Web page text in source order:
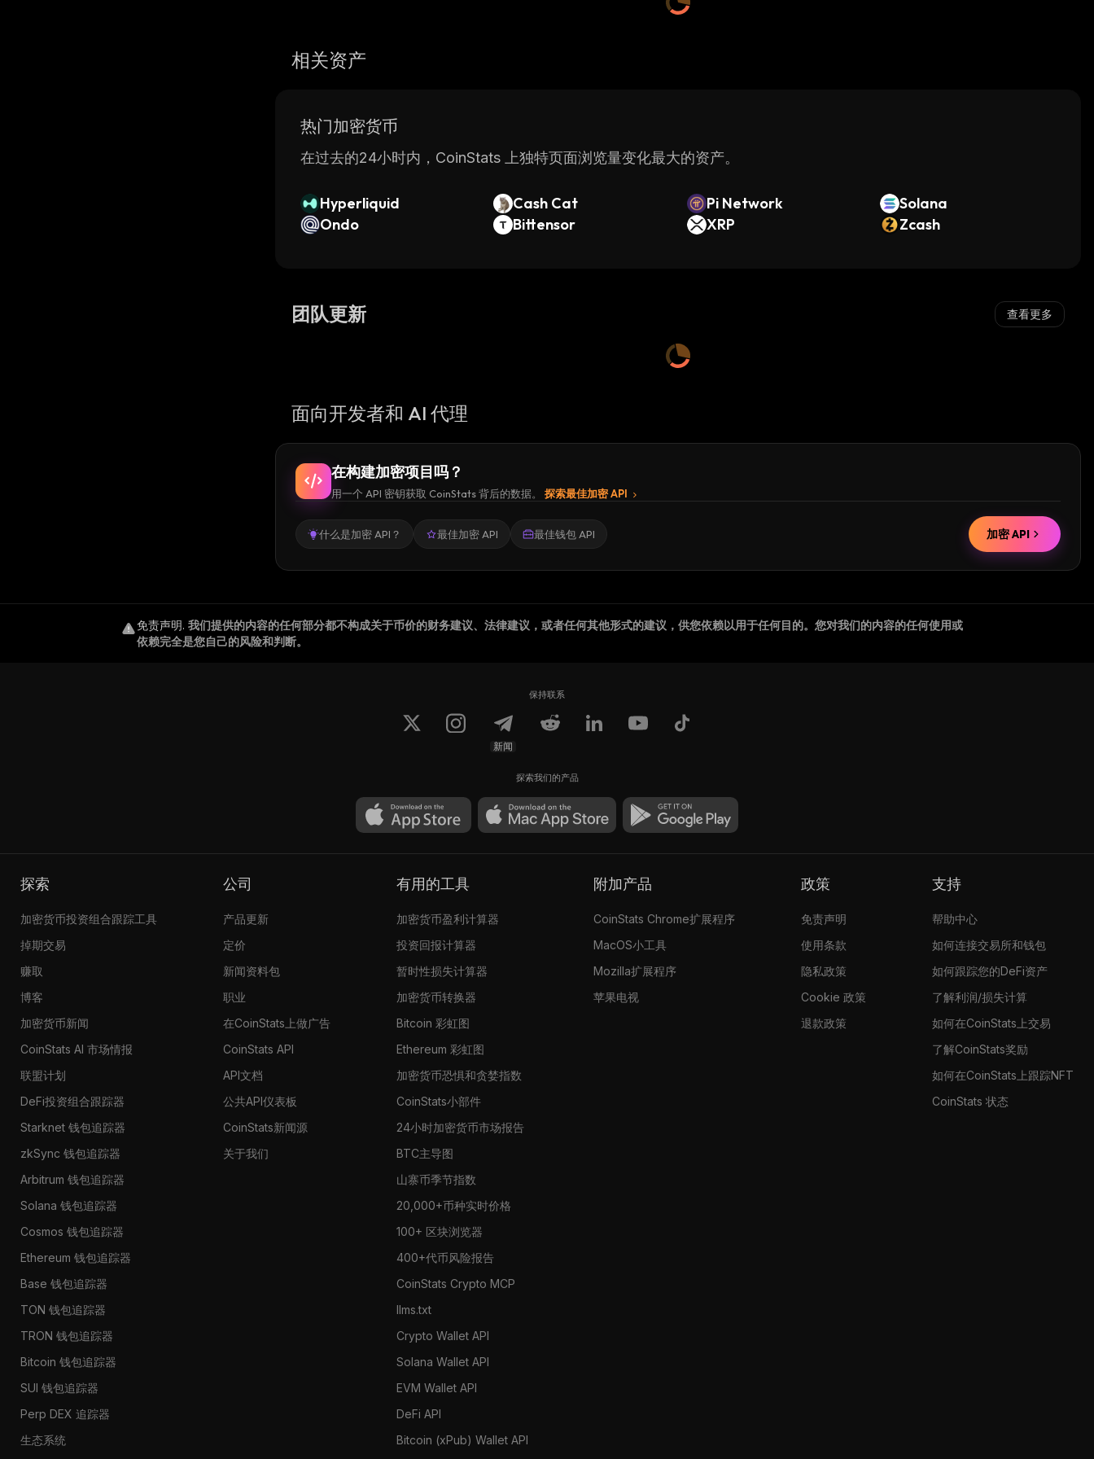
相关资产
热门加密货币
在过去的24小时内，CoinStats 上独特页面浏览量变化最大的资产。
Hyperliquid Cash Cat Pi Network
Solana
Ondo
Bittensor XRP Zcash
团队更新 查看更多
面向开发者和 AI 代理
在构建加密项目吗？
用一个 API 密钥获取 CoinStats 背后的数据。 探索最佳加密 API
什么是加密 API？ 最佳加密 API 最佳钱包 API 加密 API
免责声明. 我们提供的内容的任何部分都不构成关于币价的财务建议、法律建议，或者任何其他形式的建议，供您依赖以用于任何目的。您对我们的内容的任何使用或
依赖完全是您自己的风险和判断。
保持联系
新闻
探索我们的产品
探索
加密货币投资组合跟踪工具
掉期交易
赚取
博客
加密货币新闻
CoinStats AI 市场情报
联盟计划
DeFi投资组合跟踪器
Starknet 钱包追踪器
zkSync 钱包追踪器
Arbitrum 钱包追踪器
Solana 钱包追踪器
Cosmos 钱包追踪器
Ethereum 钱包追踪器
Base 钱包追踪器
TON 钱包追踪器
TRON 钱包追踪器
Bitcoin 钱包追踪器
SUI 钱包追踪器
Perp DEX 追踪器
生态系统
公司
产品更新
定价
新闻资料包
职业
在CoinStats上做广告
CoinStats API
API文档
公共API仪表板
CoinStats新闻源
关于我们
有用的工具
加密货币盈利计算器
投资回报计算器
暂时性损失计算器
加密货币转换器
Bitcoin 彩虹图
Ethereum 彩虹图
加密货币恐惧和贪婪指数
CoinStats小部件
24小时加密货币市场报告
BTC主导图
山寨币季节指数
20,000+币种实时价格
100+ 区块浏览器
400+代币风险报告
CoinStats Crypto MCP
llms.txt
Crypto Wallet API
Solana Wallet API
EVM Wallet API
DeFi API
Bitcoin (xPub) Wallet API
附加产品
CoinStats Chrome扩展程序
MacOS小工具
Mozilla扩展程序
苹果电视
政策
免责声明
使用条款
隐私政策
Cookie 政策
退款政策
支持
帮助中心
如何连接交易所和钱包
如何跟踪您的DeFi资产
了解利润/损失计算
如何在CoinStats上交易
了解CoinStats奖励
如何在CoinStats上跟踪NFT
CoinStats 状态